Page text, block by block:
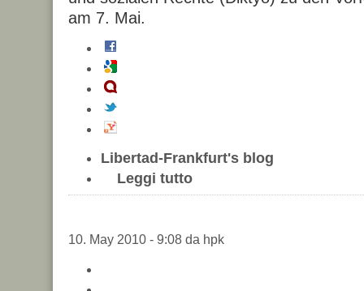
am 7. Mai.
Libertad-Frankfurt's blog
Leggi tutto
10. May 2010 - 9:08 da hpk